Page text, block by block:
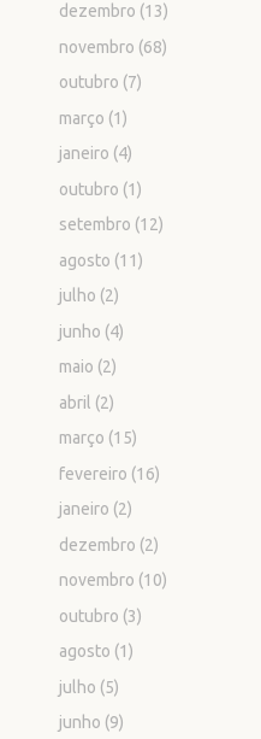
dezembro (13)
novembro (68)
outubro (7)
março (1)
janeiro (4)
outubro (1)
setembro (12)
agosto (11)
julho (2)
junho (4)
maio (2)
abril (2)
março (15)
fevereiro (16)
janeiro (2)
dezembro (2)
novembro (10)
outubro (3)
agosto (1)
julho (5)
junho (9)